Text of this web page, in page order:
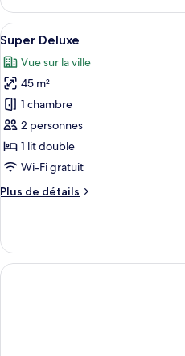
Deluxe
le
type
de
chambre
Chambre
Double
Deluxe
Afficher
toutes
les
photos
pour
ce
type
de
chambre :
Super
25
Super Deluxe
Vue sur la ville
45 m²
1 chambre
2 personnes
1 lit double
Wi-Fi gratuit
Plus de détails
Plus
le
type
de